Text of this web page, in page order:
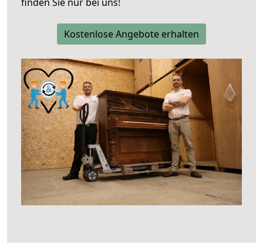
Kostenlose Angebote erhalten